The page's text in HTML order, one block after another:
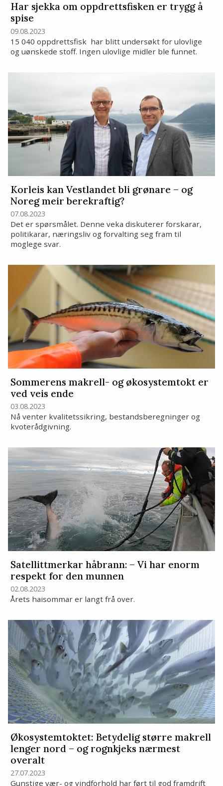
Har sjekka om oppdrettsfisken er trygg å
spise
09.08.2023
15 040 oppdrettsfisk har blitt undersøkt for ulovlige
og uønskede stoff. Ingen ulovlige midler ble funnet.
Korleis kan Vestlandet bli grønare – og
Noreg meir berekraftig?
07.08.2023
Det er spørsmålet. Denne veka diskuterer forskarar,
politikarar, næringsliv og forvalting seg fram til
moglege svar.
Sommerens makrell- og økosystemtokt er
ved veis ende
03.08.2023
Nå venter kvalitetssikring, bestandsberegninger og
kvoterådgivning.
Satellittmerkar håbrann: – Vi har enorm
respekt for den munnen
02.08.2023
Årets haisommar er langt frå over.
Økosystemtoktet: Betydelig større makrell
lenger nord – og rognkjeks nærmest
overalt
27.07.2023
Gunstige vær- og vindforhold har ført til god framdrift